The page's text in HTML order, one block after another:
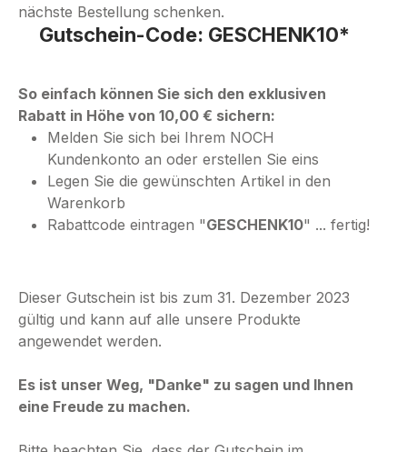
nächste Bestellung schenken.
Gutschein-Code: GESCHENK10*
So einfach können Sie sich den exklusiven
Rabatt in Höhe von 10,00 € sichern:
Melden Sie sich bei Ihrem NOCH
Kundenkonto an oder erstellen Sie eins
Legen Sie die gewünschten Artikel in den
Warenkorb
Rabattcode eintragen "GESCHENK10" ... fertig!
Dieser Gutschein ist bis zum 31. Dezember 2023
gültig und kann auf alle unsere Produkte
angewendet werden.
Es ist unser Weg, "Danke" zu sagen und Ihnen
eine Freude zu machen.